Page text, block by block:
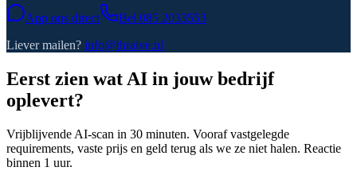
App ons direct Bel 085 2033553
Liever mailen? info@thraive.nl
Eerst zien wat AI in jouw bedrijf
oplevert?
Vrijblijvende AI-scan in 30 minuten. Vooraf vastgelegde
requirements, vaste prijs en geld terug als we ze niet halen. Reactie
binnen 1 uur.